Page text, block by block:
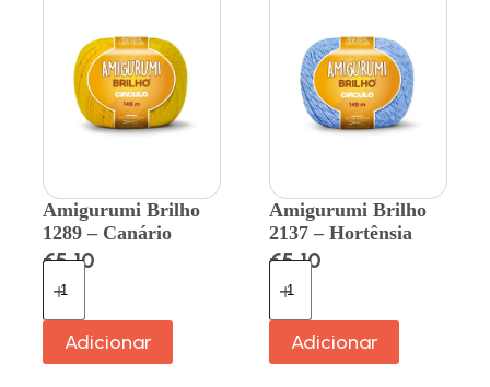
Amigurumi Brilho
1289 – Canário
€5.10
Adicionar
Amigurumi Brilho
2137 – Hortênsia
€5.10
Adicionar